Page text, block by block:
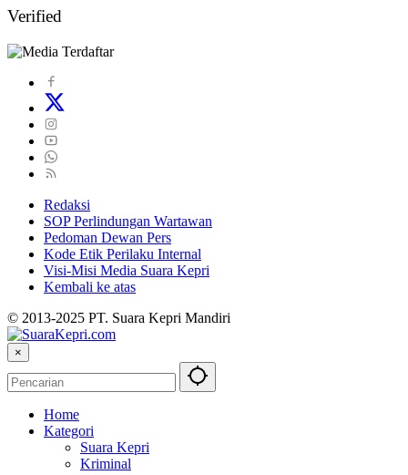
Verified
Redaksi
SOP Perlindungan Wartawan
Pedoman Dewan Pers
Kode Etik Perilaku Internal
Visi-Misi Media Suara Kepri
Kembali ke atas
© 2013-2025 PT. Suara Kepri Mandiri
×
Home
Kategori
Suara Kepri
Kriminal